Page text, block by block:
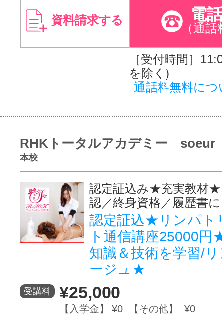
資料請求する 電
（通話
［受付時間］
を除く)
通話料無料につ
RHKトータルアカデミー soeur
本校
認定証込み★充実教材★
認／終身資格／履歴書
認定証込★リンパト
ト通信講座25000
知識＆技術を学習/
ージュ★
受講料 ¥25,000
【入学金】 ¥0 【その他】 ¥0